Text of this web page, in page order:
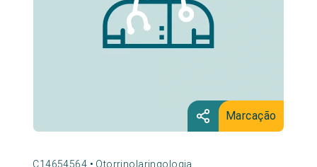
Marcação
C14654564 • Otorrinolaringologia